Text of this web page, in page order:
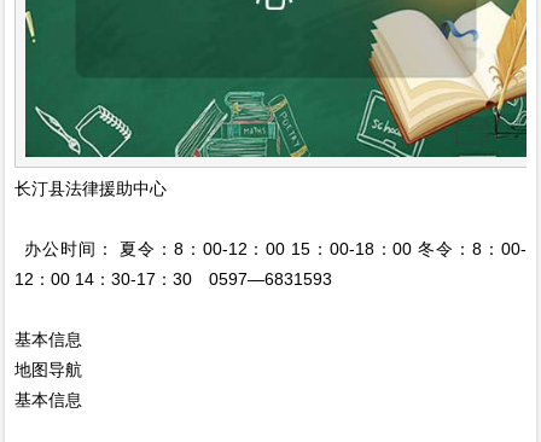
长汀县法律援助中心
办公时间： 夏令：8：00-12：00 15：00-18：00 冬令：8：00-
12：00 14：30-17：30 0597—6831593
基本信息
地图导航
基本信息